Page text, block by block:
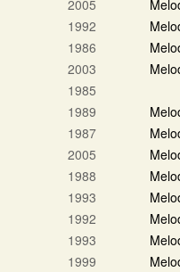
2005
1992
1986
2003
1985
1989
1987
2005
1988
1993
1992
1993
1999